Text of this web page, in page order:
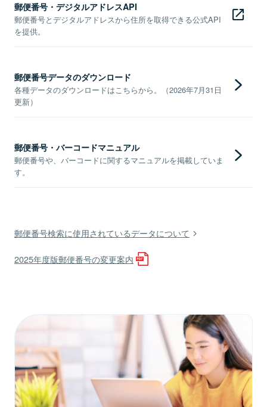
郵便番号・デジタルアドレスAPI
郵便番号とデジタルアドレスから住所を取得できる公式API
を提供。
郵便番号データのダウンロード
各種データのダウンロードはこちらから。（2026年7月31日
更新）
郵便番号・バーコードマニュアル
郵便番号や、バーコードに関するマニュアルを掲載していま
す。
郵便番号検索に使用されているデータについて
2025年度版郵便番号の変更案内